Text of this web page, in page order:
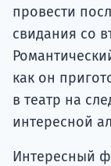
провести
свидания со
как он
в театр на
интересной
Интересный